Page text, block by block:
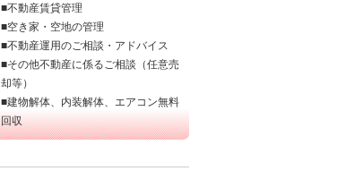
■不動産賃貸管理
■空き家・空地の管理
■不動産運用のご相談・アドバイス
■その他不動産に係るご相談（任意売
却等）
■建物解体、内装解体、エアコン無料
回収